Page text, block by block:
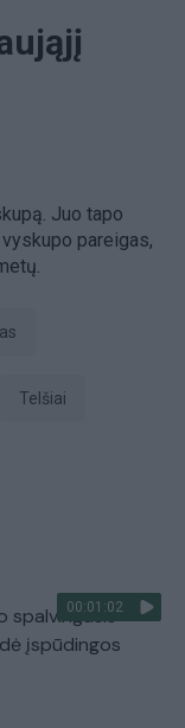
Juo tapo
pareigas,
Telšiai
00:01:02
spalvingasis
įspūdingos